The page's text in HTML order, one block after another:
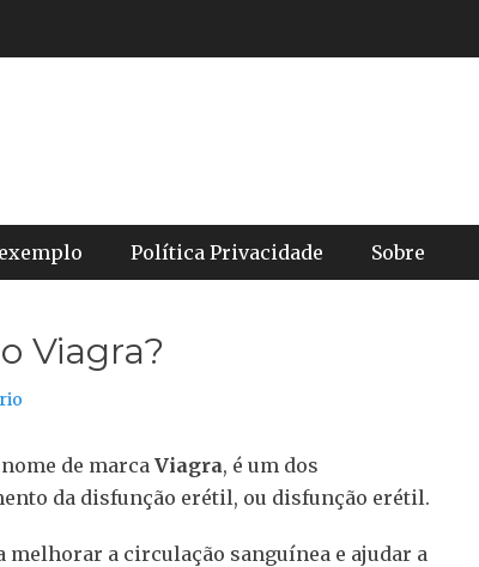
Política Privacidade Sobre
Viagra?
de marca Viagra, é um dos
da disfunção erétil, ou disfunção erétil.
a circulação sanguínea e ajudar a